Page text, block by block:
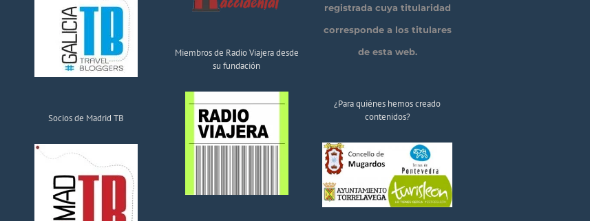
Socios de Madrid TB
Miembros de Radio Viajera desde
su fundación
registrada cuya titularidad
corresponde a los titulares
de esta web.
¿Para quiénes hemos creado
contenidos?